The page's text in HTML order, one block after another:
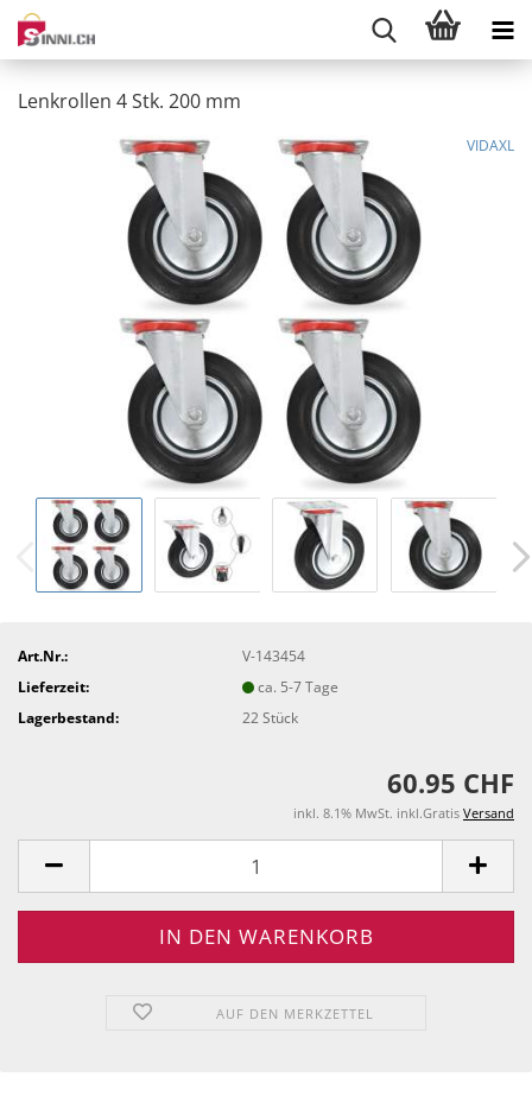
Lenkrollen 4 Stk. 200 mm
VIDAXL
Art.Nr.:
V-143454
Lieferzeit:
ca. 5-7 Tage
Lagerbestand:
22Stück
60.95 CHF
inkl. 8.1% MwSt. inkl.Gratis Versand
AUF DEN MERKZETTEL